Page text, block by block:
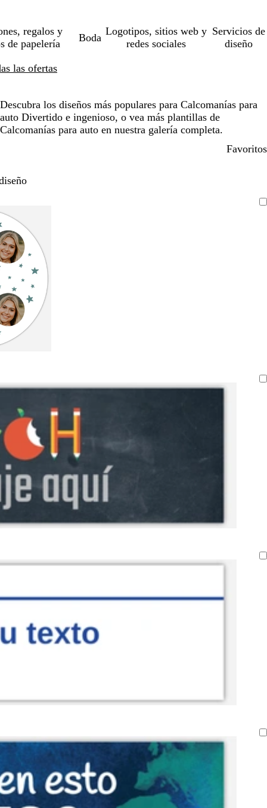
regalos y
de papelería
Boda
Logotipos, sitios web y
redes sociales
Servicios de
diseño
las ofertas
Descubra los diseños más populares para Calcomanías para
auto Divertido e ingenioso, o vea más plantillas de
Calcomanías para auto en nuestra galería completa.
Favoritos